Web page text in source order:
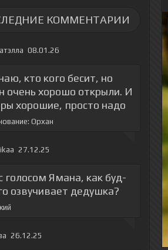
КОММЕНТАРИИ
08.01.26
кто кого бесит, но
очень хорошо открыли. И
хорошие, просто надо
Орхан
27.12.25
голосом Ямана, как буд-
озвучивает дедушка?
26.12.25